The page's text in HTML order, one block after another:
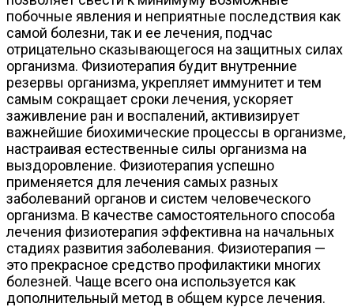
побочные явления и неприятные последствия как
самой болезни, так и ее лечения, подчас
отрицательно сказывающегося на защитных силах
организма. Физиотерапия будит внутренние
резервы организма, укрепляет иммунитет и тем
самым сокращает сроки лечения, ускоряет
заживление ран и воспалений, активизирует
важнейшие биохимические процессы в организме,
настраивая естественные силы организма на
выздоровление. Физиотерапия успешно
применяется для лечения самых разных
заболеваний органов и систем человеческого
организма. В качестве самостоятельного способа
лечения физиотерапия эффективна на начальных
стадиях развития заболевания. Физиотерапия —
это прекрасное средство профилактики многих
болезней. Чаще всего она используется как
дополнительный метод в общем курсе лечения.